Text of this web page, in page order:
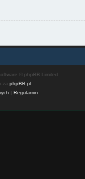
© phpBB Limited
phpBB.pl
| Regulamin